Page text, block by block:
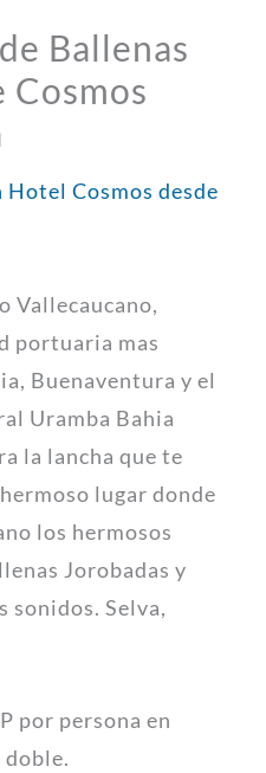
Ballenas
Cosmos
Cosmos desde
Vallecaucano,
portuaria mas
Buenaventura y el
Uramba Bahia
la lancha que te
lugar donde
los hermosos
Jorobadas y
sonidos. Selva,
por persona en
doble.